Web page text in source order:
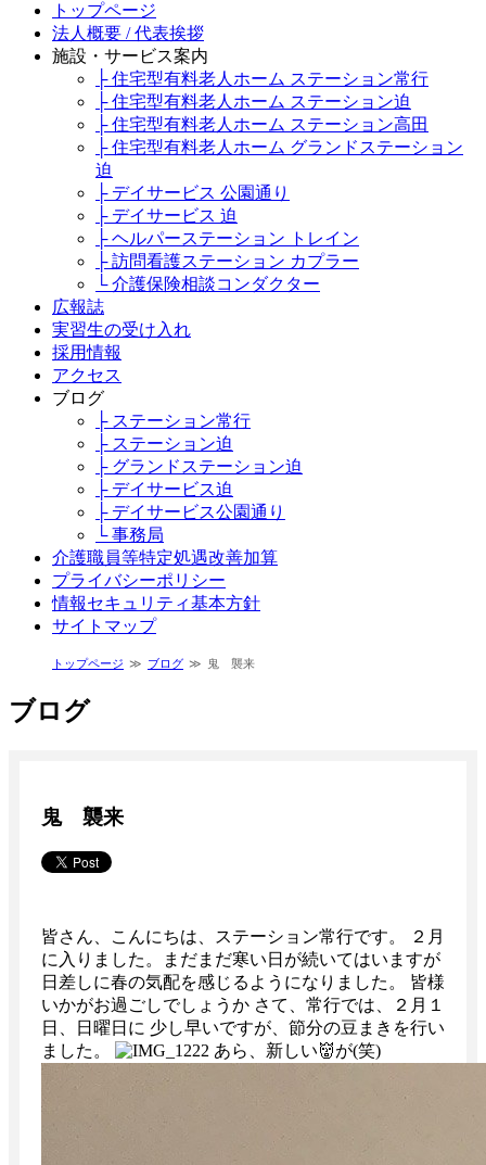
トップページ
法人概要 / 代表挨拶
施設・サービス案内
├ 住宅型有料老人ホーム ステーション常行
├ 住宅型有料老人ホーム ステーション迫
├ 住宅型有料老人ホーム ステーション高田
├ 住宅型有料老人ホーム グランドステーション
迫
├ デイサービス 公園通り
├ デイサービス 迫
├ ヘルパーステーション トレイン
├ 訪問看護ステーション カプラー
└ 介護保険相談コンダクター
広報誌
実習生の受け入れ
採用情報
アクセス
ブログ
├ ステーション常行
├ ステーション迫
├ グランドステーション迫
├ デイサービス迫
├ デイサービス公園通り
└ 事務局
介護職員等特定処遇改善加算
プライバシーポリシー
情報セキュリティ基本方針
サイトマップ
トップページ ブログ 鬼 襲来
ブログ
鬼 襲来
皆さん、こんにちは、ステーション常行です。 ２月
に入りました。まだまだ寒い日が続いてはいますが
日差しに春の気配を感じるようになりました。 皆様
いかがお過ごしでしょうか さて、常行では、２月１
日、日曜日に 少し早いですが、節分の豆まきを行い
ました。
あら、新しい👹が(笑)